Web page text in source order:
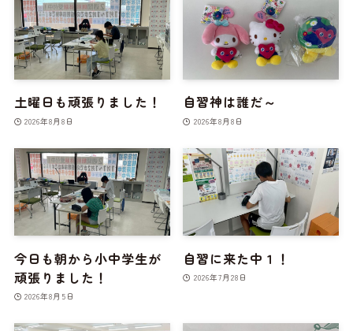
土曜日も頑張りました！
2026年8月8日
自習神は誰だ～
2026年8月8日
今日も朝から小中学生が
頑張りました！
2026年8月5日
自習に来た中１！
2026年7月28日